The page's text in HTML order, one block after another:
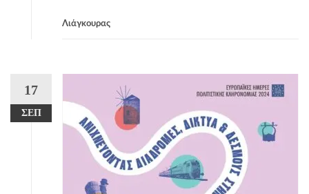
Λιάγκουρας
17
ΣΕΠ